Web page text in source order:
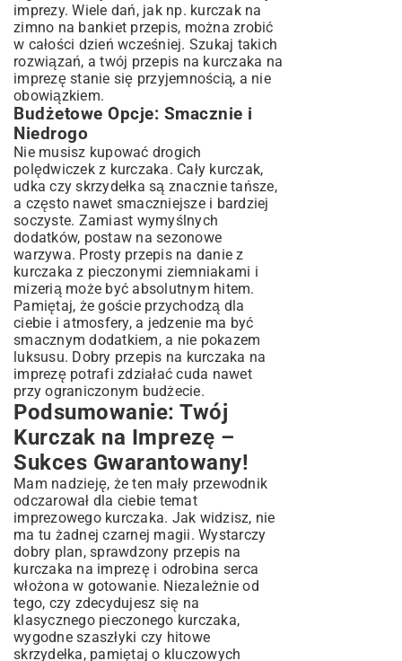
imprezy. Wiele dań, jak np. kurczak na
zimno na bankiet przepis, można zrobić
w całości dzień wcześniej. Szukaj takich
rozwiązań, a twój przepis na kurczaka na
imprezę stanie się przyjemnością, a nie
obowiązkiem.
Budżetowe Opcje: Smacznie i
Niedrogo
Nie musisz kupować drogich
polędwiczek z kurczaka. Cały kurczak,
udka czy skrzydełka są znacznie tańsze,
a często nawet smaczniejsze i bardziej
soczyste. Zamiast wymyślnych
dodatków, postaw na sezonowe
warzywa. Prosty przepis na danie z
kurczaka z pieczonymi ziemniakami i
mizerią może być absolutnym hitem.
Pamiętaj, że goście przychodzą dla
ciebie i atmosfery, a jedzenie ma być
smacznym dodatkiem, a nie pokazem
luksusu. Dobry przepis na kurczaka na
imprezę potrafi zdziałać cuda nawet
przy ograniczonym budżecie.
Podsumowanie: Twój
Kurczak na Imprezę –
Sukces Gwarantowany!
Mam nadzieję, że ten mały przewodnik
odczarował dla ciebie temat
imprezowego kurczaka. Jak widzisz, nie
ma tu żadnej czarnej magii. Wystarczy
dobry plan, sprawdzony przepis na
kurczaka na imprezę i odrobina serca
włożona w gotowanie. Niezależnie od
tego, czy zdecydujesz się na
klasycznego pieczonego kurczaka,
wygodne szaszłyki czy hitowe
skrzydełka, pamiętaj o kluczowych